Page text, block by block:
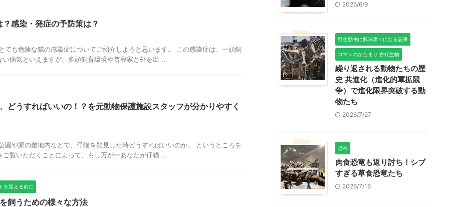
感染・発症の予防策は？
ても危険な猫の感染症についてご紹介しようと思います。 この感染症は、一頭飼
病気といえますが、多頭飼育環境や普段家と外を出 ...
どうすればいいの！？を元動物保護施設スタッフが分かりやすく
園や家の敷地内などで、仔猫を発見した時どうすればいいのか。 というところを
覧いただくことによって、もし万が一あなたが仔猫 ...
を迎える前に
飼うための様々な方法
2026/6/9
野生動物に興味津々になる記事
ロマンのかたまり 古代生物
繰り返される動物たちの歴
史 共進化（進化的軍拡競
争）で進化限界突破する動
物たち
2026/7/27
恐竜
肉食恐竜も返り討ち！シブ
すぎる草食恐竜たち
2026/7/16